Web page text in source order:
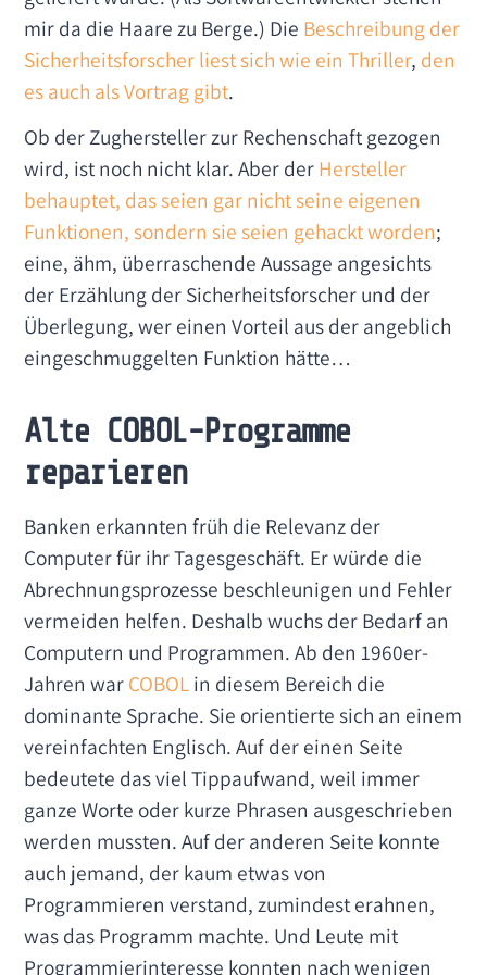
mir da die Haare zu Berge.) Die Beschreibung der
Sicherheitsforscher liest sich wie ein Thriller, den
es auch als Vortrag gibt.
Ob der Zughersteller zur Rechenschaft gezogen
wird, ist noch nicht klar. Aber derHersteller
behauptet, das seien gar nicht seine eigenen
Funktionen, sondern sie seien gehackt worden;
eine, ähm, überraschende Aussage angesichts
der Erzählung der Sicherheitsforscher und der
Überlegung, wer einen Vorteil aus der angeblich
eingeschmuggelten Funktion hätte…
Alte COBOL-Programme
reparieren
Banken erkannten früh die Relevanz der
Computer für ihr Tagesgeschäft. Er würde die
Abrechnungsprozesse beschleunigen und Fehler
vermeiden helfen. Deshalb wuchs der Bedarf an
Computern und Programmen. Ab den 1960er-
Jahren warCOBOLin diesem Bereich die
dominante Sprache. Sie orientierte sich an einem
vereinfachten Englisch. Auf der einen Seite
bedeutete das viel Tippaufwand, weil immer
ganze Worte oder kurze Phrasen ausgeschrieben
werden mussten. Auf der anderen Seite konnte
auch jemand, der kaum etwas von
Programmieren verstand, zumindest erahnen,
was das Programm machte. Und Leute mit
Programmierinteresse konnten nach wenigen